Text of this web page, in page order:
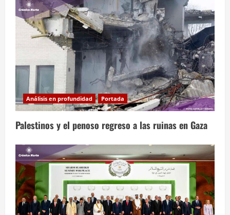
Análisis en profundidad Portada
Palestinos y el penoso regreso a las ruinas en Gaza